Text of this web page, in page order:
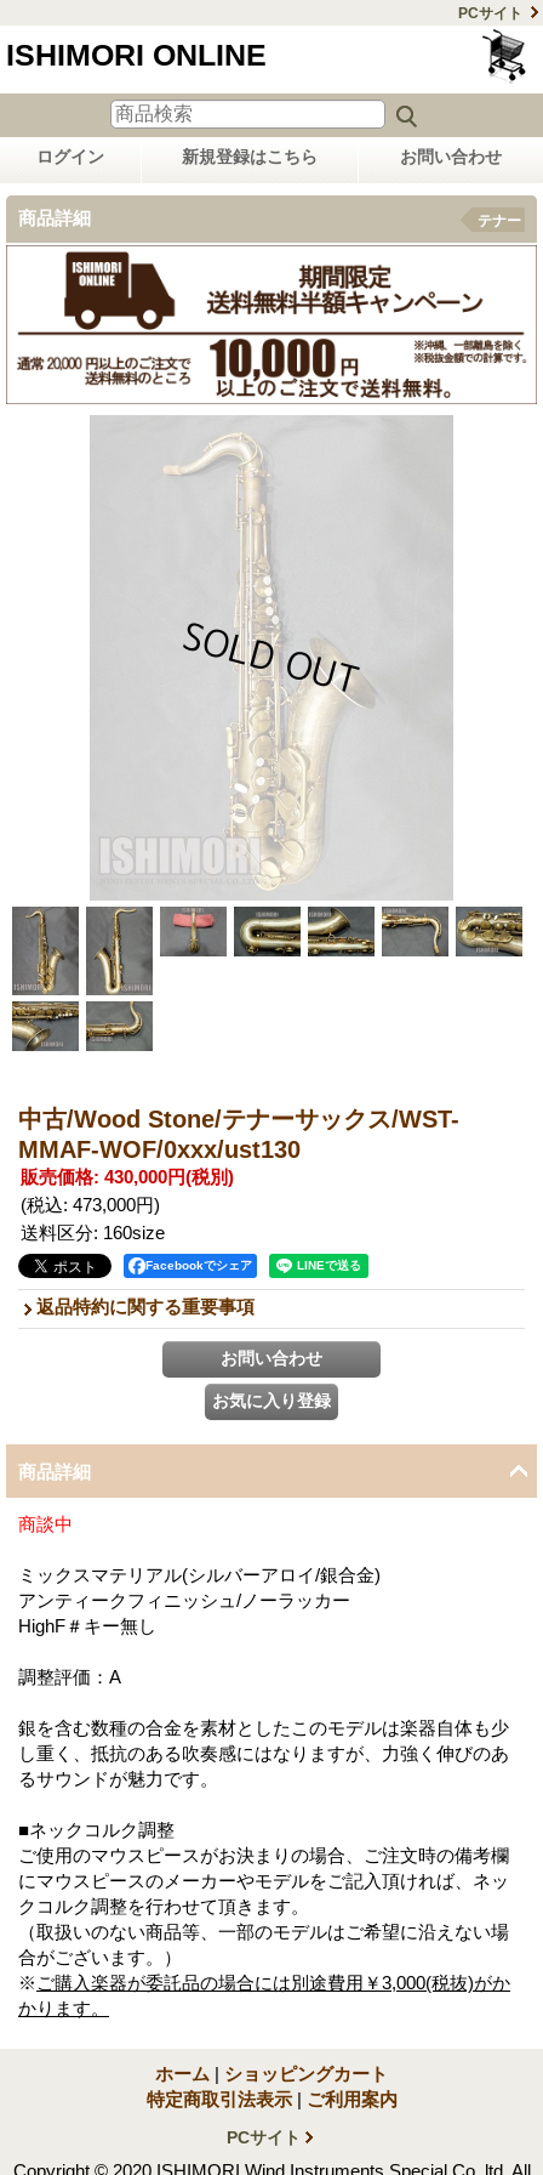
PCサイト
ISHIMORI ONLINE
ログイン 新規登録はこちら お問い合わせ
商品詳細 テナー
中古/Wood Stone/テナーサックス/WST-
MMAF-WOF/0xxx/ust130
販売価格: 430,000円(税別)
(税込: 473,000円)
送料区分: 160size
Facebookでシェア
返品特約に関する重要事項
商品詳細
商談中
ミックスマテリアル(シルバーアロイ/銀合金)
アンティークフィニッシュ/ノーラッカー
HighF＃キー無し
調整評価：A
銀を含む数種の合金を素材としたこのモデルは楽器自体も少
し重く、抵抗のある吹奏感にはなりますが、力強く伸びのあ
るサウンドが魅力です。
■ネックコルク調整
ご使用のマウスピースがお決まりの場合、ご注文時の備考欄
にマウスピースのメーカーやモデルをご記入頂ければ、ネッ
クコルク調整を行わせて頂きます。
（取扱いのない商品等、一部のモデルはご希望に沿えない場
合がございます。）
※ ご購入楽器が委託品の場合には別途費用￥3,000(税抜)がか
かります。
ホーム | ショッピングカート
特定商取引法表示 | ご利用案内
PCサイト
Copyright © 2020 ISHIMORI Wind Instruments Special Co.,ltd. All